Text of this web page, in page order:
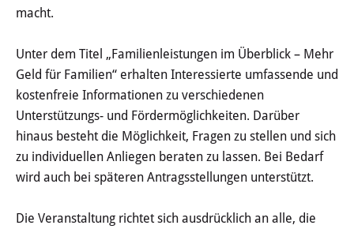
macht.
Unter dem Titel „Familienleistungen im Überblick – Mehr
Geld für Familien“ erhalten Interessierte umfassende und
kostenfreie Informationen zu verschiedenen
Unterstützungs- und Fördermöglichkeiten. Darüber
hinaus besteht die Möglichkeit, Fragen zu stellen und sich
zu individuellen Anliegen beraten zu lassen. Bei Bedarf
wird auch bei späteren Antragsstellungen unterstützt.
Die Veranstaltung richtet sich ausdrücklich an alle, die
Pressecenter
Aktuelle Meldungen
Detail